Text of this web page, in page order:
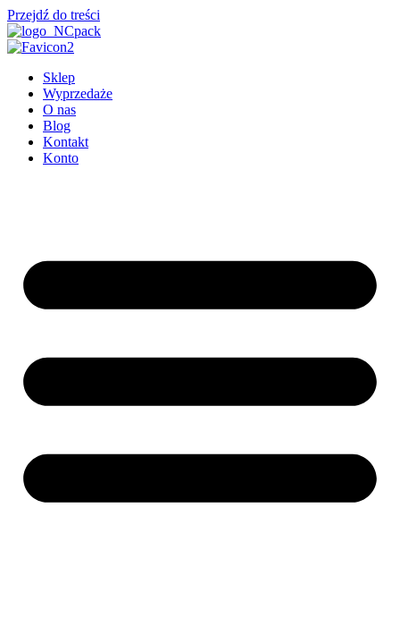
Przejdź do treści
Sklep
Wyprzedaże
O nas
Blog
Kontakt
Konto